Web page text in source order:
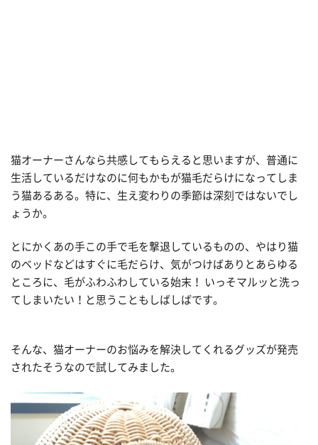
猫オーナーさんなら共感してもらえると思いますが、普通に
生活しているだけなのに何もかもが猫毛だらけになってしま
う猫あるある。特に、生え変わりの季節は深刻ではないでし
ょうか。
とにかくあの手この手で毛を撃退しているものの、やはり猫
のベッドなどはすぐに毛だらけ、気がつけばありとあらゆる
ところに、毛がふわふわしている始末！ いっそマルッと洗っ
てしまいたい！と思うこともしばしばです。
そんな、猫オーナーのお悩みを解決してくれるグッズが発売
されたそうなので試してみました。